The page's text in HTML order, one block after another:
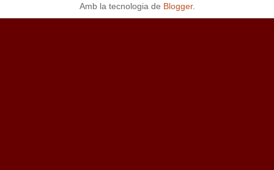
Amb la tecnologia de Blogger.